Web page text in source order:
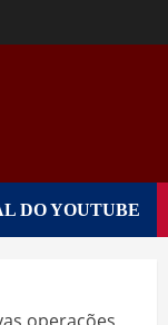
DO YOUTUBE